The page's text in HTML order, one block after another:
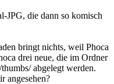
JPG, die dann so komisch
bringt nichts, weil Phoca
drei neue, die im Ordner
abgelegt werden.
angesehen?